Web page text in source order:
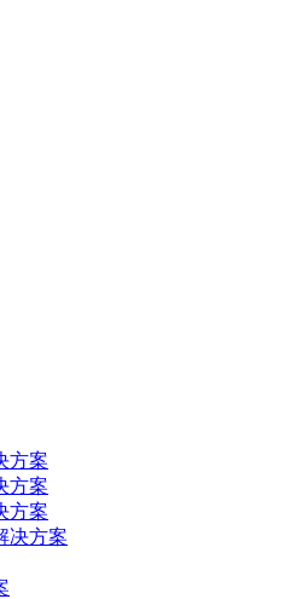
方案
方案
方案
决方案